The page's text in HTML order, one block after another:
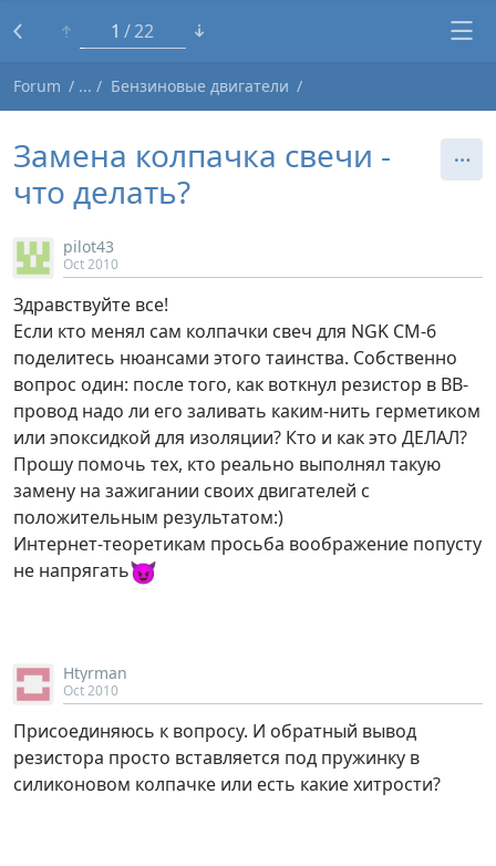
1 22
Forum Бензиновые двигатели
Замена колпачка свечи -
что делать?
pilot43
Oct 2010
Здравствуйте все!
Если кто менял сам колпачки свеч для NGK CM-6
поделитесь нюансами этого таинства. Собственно
вопрос один: после того, как воткнул резистор в ВВ-
провод надо ли его заливать каким-нить герметиком
или эпоксидкой для изоляции? Кто и как это ДЕЛАЛ?
Прошу помочь тех, кто реально выполнял такую
замену на зажигании своих двигателей с
положительным результатом:)
Интернет-теоретикам просьба воображение попусту
не напрягать😈
Htyrman
Oct 2010
Присоединяюсь к вопросу. И обратный вывод
резистора просто вставляется под пружинку в
силиконовом колпачке или есть какие хитрости?